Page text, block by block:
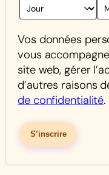
Vos données
vous
site web, gérer
d’autres raisons
de confidentialité.
S’inscrire